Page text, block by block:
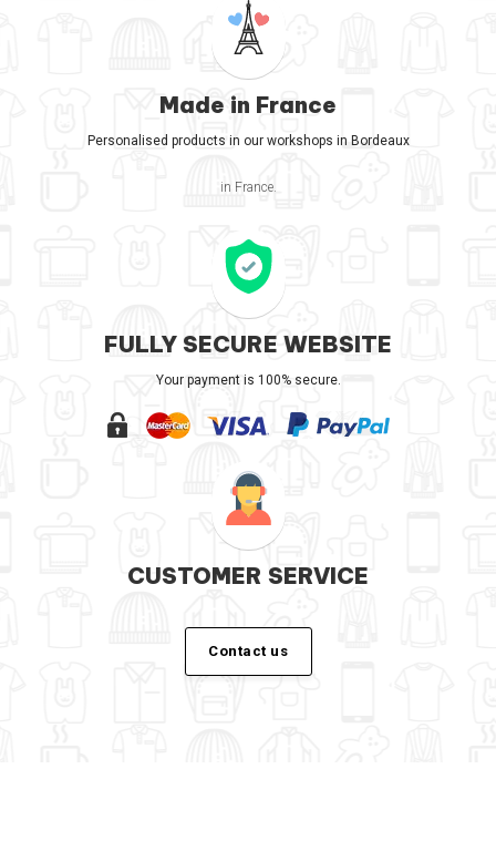
Made in France
Personalised products in our workshops in Bordeaux
in France.
FULLY SECURE WEBSITE
Your payment is 100% secure.
CUSTOMER SERVICE
Contact us